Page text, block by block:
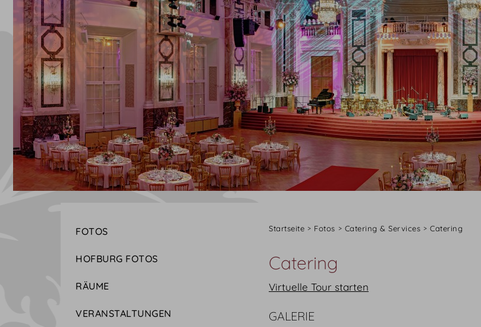
FOTOS
HOFBURG FOTOS
RÄUME
VERANSTALTUNGEN
Startseite Fotos Catering & Services Catering
Catering
Virtuelle Tour starten
GALERIE